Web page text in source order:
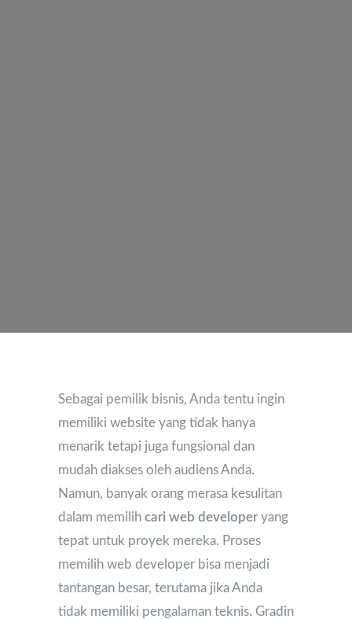
Sebagai pemilik bisnis, Anda tentu ingin
memiliki website yang tidak hanya
menarik tetapi juga fungsional dan
mudah diakses oleh audiens Anda.
Namun, banyak orang merasa kesulitan
dalam memilih cari web developer yang
tepat untuk proyek mereka. Proses
memilih web developer bisa menjadi
tantangan besar, terutama jika Anda
tidak memiliki pengalaman teknis. Gradin